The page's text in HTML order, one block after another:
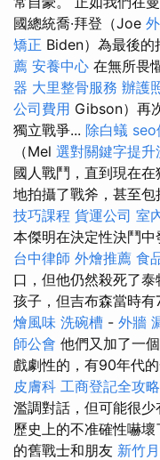
國總統喬·拜登（Joe
矯正 Biden）為最後的
薦 安養中心 在無所畏
器 大里整骨服務 辦護
公司費用 Gibson）再
獨立戰爭... 除白蟻 seo
（Mel 選對關鍵字提升
國人戰鬥，直到現在
地拍攝了戰斧，甚至包
技巧課程 貨運公司 室
本傑明在決定性決鬥中
台中律師 外燴推薦 食
口，但他仍然殺死了
孩子，但吉布森當時有
燴風味 洗碗槽 - 外牆
師公會 他們又加了一
戲劇性的，有90年代
皮膚科 工商登記全攻略
濫調對話，但可能很
歷史上的不准確性嚇壞
的舊戰士和朋友 新竹